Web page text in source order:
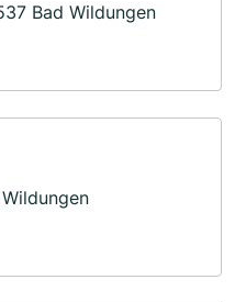
Bad Wildungen